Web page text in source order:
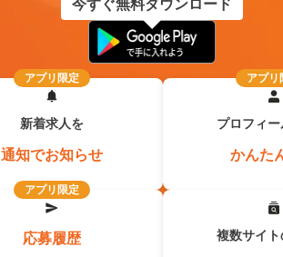
今すぐ無料ダウンロード
アプリ限定
新着求人を
通知でお知らせ
アプリ
プロフィ
かんた
アプリ限定
応募履歴 複数サイ